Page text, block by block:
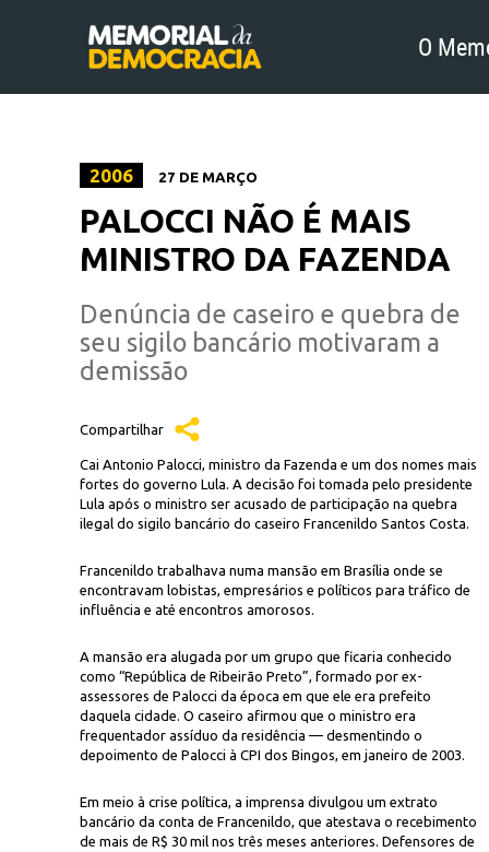
O
2006 27 DE MARÇO
PALOCCI NÃO É MAIS
MINISTRO DA FAZENDA
Denúncia de caseiro e quebra de
seu sigilo bancário motivaram a
demissão
Compartilhar
Cai Antonio Palocci, ministro da Fazenda e um dos nomes mais
fortes do governo Lula. A decisão foi tomada pelo presidente
Lula após o ministro ser acusado de participação na quebra
ilegal do sigilo bancário do caseiro Francenildo Santos Costa.
Francenildo trabalhava numa mansão em Brasília onde se
encontravam lobistas, empresários e políticos para tráfico de
influência e até encontros amorosos.
A mansão era alugada por um grupo que ficaria conhecido
como “República de Ribeirão Preto”, formado por ex-
assessores de Palocci da época em que ele era prefeito
daquela cidade. O caseiro afirmou que o ministro era
frequentador assíduo da residência — desmentindo o
depoimento de Palocci à CPI dos Bingos, em janeiro de 2003.
Em meio à crise política, a imprensa divulgou um extrato
bancário da conta de Francenildo, que atestava o recebimento
de mais de R$ 30 mil nos três meses anteriores. Defensores de
denúncias